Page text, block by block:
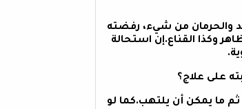
والحرمان من شيء، رفضته
وكذا القناع.إن استحالة
ثم ما يمكن أن يلتهب.كما لو